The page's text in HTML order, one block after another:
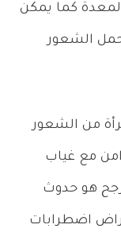
كما يمكن
الشعور
من الشعور
مع غياب
هو حدوث
اضطرابات